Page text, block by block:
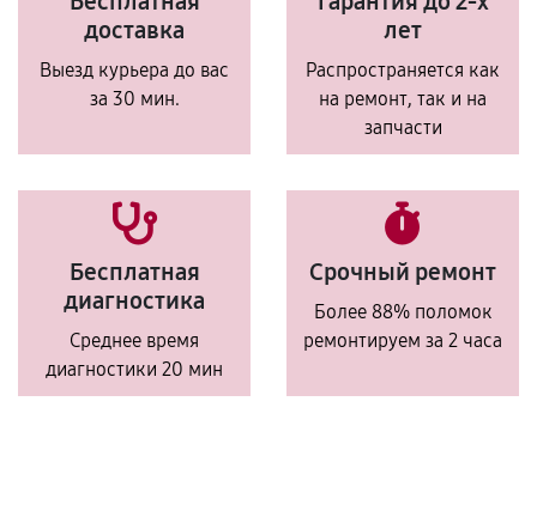
доставка
Выезд курьера до вас
за 30 мин.
лет
Распространяется как
на ремонт, так и на
запчасти
Бесплатная
диагностика
Среднее время
диагностики 20 мин
Срочный ремонт
Более 88% поломок
ремонтируем за 2 часа